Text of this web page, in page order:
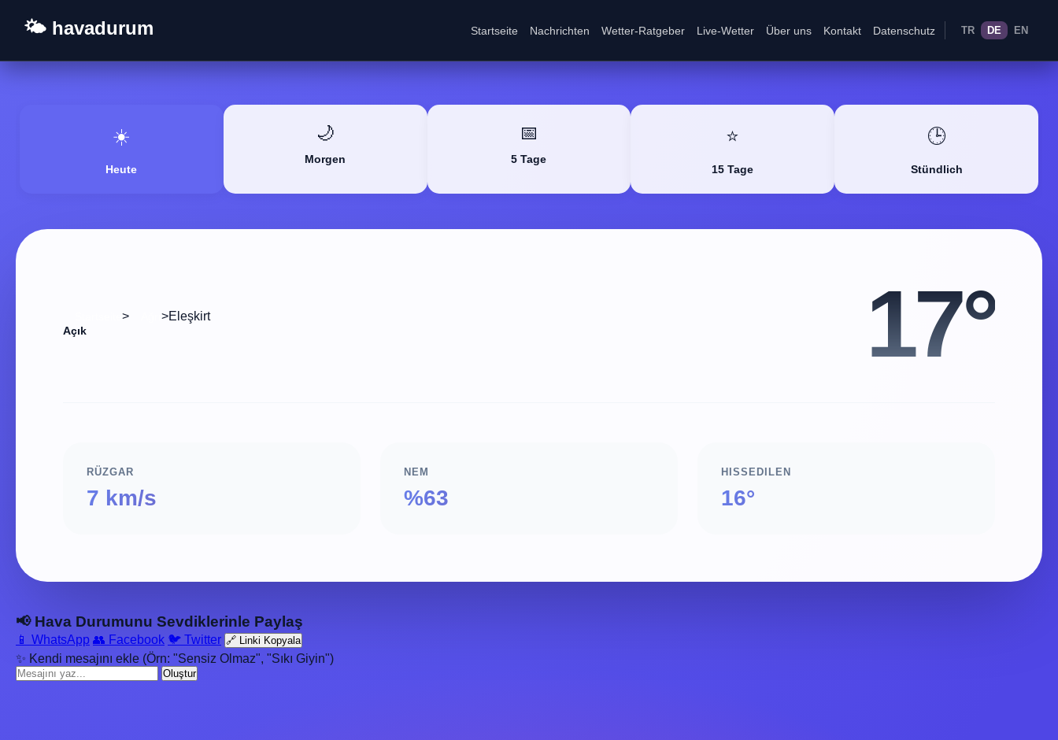
🌤️ havadurum Startseite Nachrichten Wetter-Ratgeber Live-Wetter Über uns Kontakt Datenschutz TR DE EN
☀️
Heute
🌙
Morgen
📅
5 Tage
⭐
15 Tage
🕒
Stündlich
> >Eleşkirt
Açık 17°
RÜZGAR
7 km/s
NEM
%63
HISSEDILEN
16°
📢 Hava Durumunu Sevdiklerinle Paylaş
📱 WhatsApp 👥 Facebook 🐦 Twitter 🔗 Linki Kopyala
✨ Kendi mesajını ekle (Örn: "Sensiz Olmaz", "Sıkı Giyin")
Oluştur